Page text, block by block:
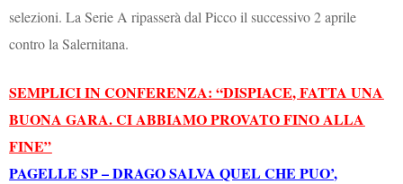
selezioni. La Serie A ripasserà dal Picco il successivo 2 aprile
contro la Salernitana.
SEMPLICI IN CONFERENZA: “DISPIACE, FATTA UNA
BUONA GARA. CI ABBIAMO PROVATO FINO ALLA
FINE”
PAGELLE SP – DRAGO SALVA QUEL CHE PUO’,